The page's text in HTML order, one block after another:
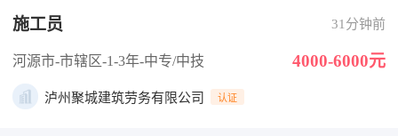
施工员 31分钟前
河源市-市辖区-1-3年-中专/中技 4000-6000元
泸州聚城建筑劳务有限公司 认证